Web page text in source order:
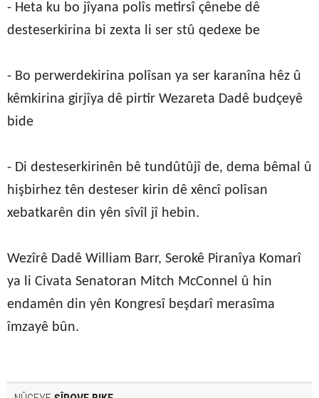
- Heta ku bo jîyana polîs metirsî çênebe dê
desteserkirina bi zexta li ser stû qedexe be
- Bo perwerdekirina polîsan ya ser karanîna hêz û
kêmkirina girjîya dê pirtir Wezareta Dadê budçeyê
bide
- Di desteserkirinên bê tundûtûjî de, dema bêmal û
hişbirhez tên desteser kirin dê xêncî polîsan
xebatkarên din yên sîvîl jî hebin.
Wezîrê Dadê William Barr, Serokê Piranîya Komarî
ya li Civata Senatoran Mitch McConnel û hin
endamên din yên Kongresî beşdarî merasîma
îmzayê bûn.